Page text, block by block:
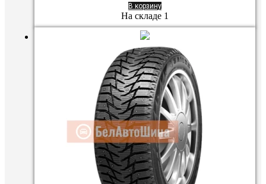
В корзину
На складе 1